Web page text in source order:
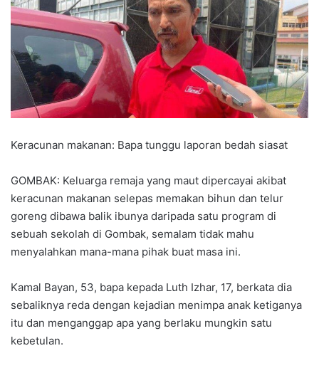
Keracunan makanan: Bapa tunggu laporan bedah siasat
GOMBAK: Keluarga remaja yang maut dipercayai akibat
keracunan makanan selepas memakan bihun dan telur
goreng dibawa balik ibunya daripada satu program di
sebuah sekolah di Gombak, semalam tidak mahu
menyalahkan mana-mana pihak buat masa ini.
Kamal Bayan, 53, bapa kepada Luth Izhar, 17, berkata dia
sebaliknya reda dengan kejadian menimpa anak ketiganya
itu dan menganggap apa yang berlaku mungkin satu
kebetulan.